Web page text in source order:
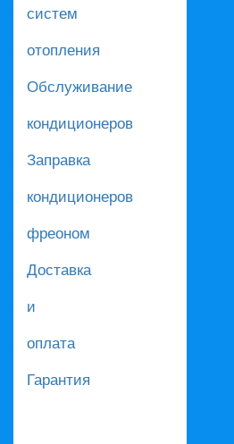
систем
отопления
Обслуживание
кондиционеров
Заправка
кондиционеров
фреоном
Доставка
и
оплата
Гарантия